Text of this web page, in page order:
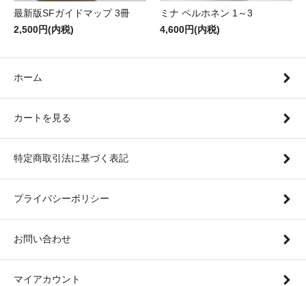
最新版SFガイドマップ 3冊
2,500円(内税)
ミナ ペルホネン 1～3
4,600円(内税)
ホーム
カートを見る
特定商取引法に基づく表記
プライバシーポリシー
お問い合わせ
マイアカウント